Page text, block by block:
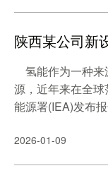
业现代公司治理
平竞争环境;全面
氢能作为一种来
源，近年来在全
能源署(IEA)发布
建、政策支持等方
2026-01-09